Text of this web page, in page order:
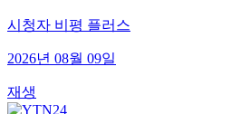
시청자 비평 플러스
2026년 08월 09일
재생